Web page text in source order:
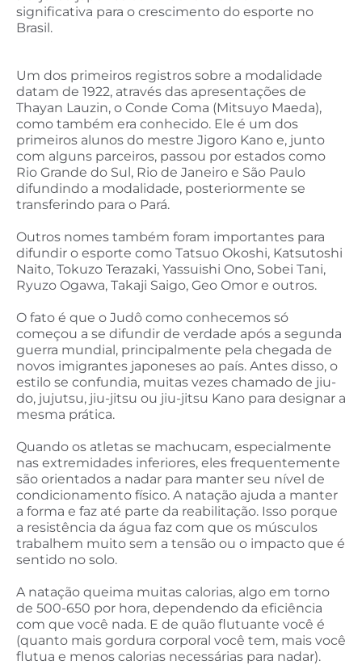
significativa para o crescimento do esporte no
Brasil.
Um dos primeiros registros sobre a modalidade
datam de 1922, através das apresentações de
Thayan Lauzin, o Conde Coma (Mitsuyo Maeda),
como também era conhecido. Ele é um dos
primeiros alunos do mestre Jigoro Kano e, junto
com alguns parceiros, passou por estados como
Rio Grande do Sul, Rio de Janeiro e São Paulo
difundindo a modalidade, posteriormente se
transferindo para o Pará.
Outros nomes também foram importantes para
difundir o esporte como Tatsuo Okoshi, Katsutoshi
Naito, Tokuzo Terazaki, Yassuishi Ono, Sobei Tani,
Ryuzo Ogawa, Takaji Saigo, Geo Omor e outros.
O fato é que o Judô como conhecemos só
começou a se difundir de verdade após a segunda
guerra mundial, principalmente pela chegada de
novos imigrantes japoneses ao país. Antes disso, o
estilo se confundia, muitas vezes chamado de jiu-
do, jujutsu, jiu-jitsu ou jiu-jitsu Kano para designar a
mesma prática.
Quando os atletas se machucam, especialmente
nas extremidades inferiores, eles frequentemente
são orientados a nadar para manter seu nível de
condicionamento físico. A natação ajuda a manter
a forma e faz até parte da reabilitação. Isso porque
a resistência da água faz com que os músculos
trabalhem muito sem a tensão ou o impacto que é
sentido no solo.
A natação queima muitas calorias, algo em torno
de 500-650 por hora, dependendo da eficiência
com que você nada. E de quão flutuante você é
(quanto mais gordura corporal você tem, mais você
flutua e menos calorias necessárias para nadar).